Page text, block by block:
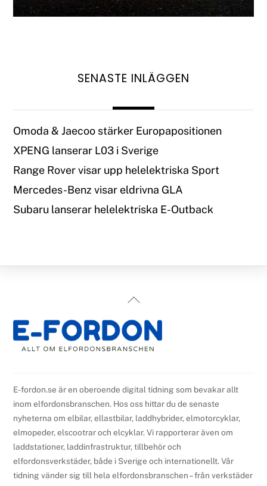
SENASTE INLÄGGEN
Omoda & Jaecoo stärker Europapositionen
XPENG lanserar L03 i Sverige
Range Rover visar upp helelektriska Sport
Mercedes-Benz visar eldrivna GLA
Subaru lanserar helelektriska E-Outback
Back
Top
E-fordon.se är en oberoende digital tidning som bevakar allt
inom elfordonsbranschen. Hos oss hittar du de senaste
nyheterna om elbilar, ellastbilar, laddhybrider, elmotorcyklar,
elmopeder, elscootrar och elcyklar. Vi rapporterar även om
laddstationer, laddinfrastruktur, tillbehör och
elfordonsverkstäder, både i Sverige och internationellt. Vår
tidning vänder sig till hela elfordonsbranschen – från verkstäder